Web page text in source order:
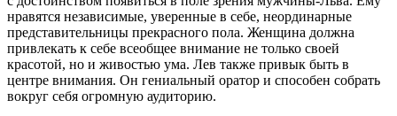
нравятся независимые, уверенные в себе, неординарные
представительницы прекрасного пола. Женщина должна
привлекать к себе всеобщее внимание не только своей
красотой, но и живостью ума. Лев также привык быть в
центре внимания. Он гениальный оратор и способен собрать
вокруг себя огромную аудиторию.